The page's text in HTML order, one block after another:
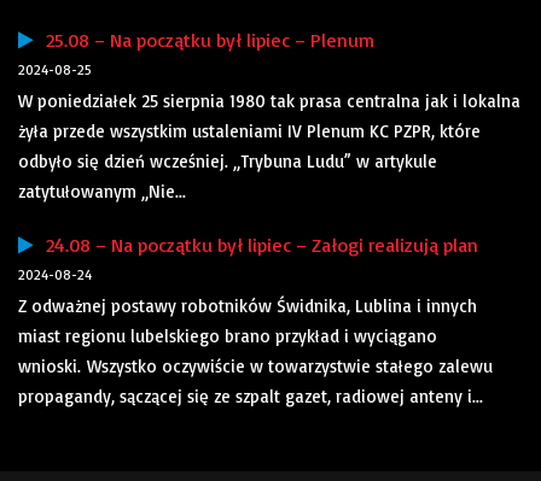
25.08 – Na początku był lipiec – Plenum
2024-08-25
W poniedziałek 25 sierpnia 1980 tak prasa centralna jak i lokalna
żyła przede wszystkim ustaleniami IV Plenum KC PZPR, które
odbyło się dzień wcześniej. „Trybuna Ludu” w artykule
zatytułowanym „Nie...
24.08 – Na początku był lipiec – Załogi realizują plan
2024-08-24
Z odważnej postawy robotników Świdnika, Lublina i innych
miast regionu lubelskiego brano przykład i wyciągano
wnioski. Wszystko oczywiście w towarzystwie stałego zalewu
propagandy, sączącej się ze szpalt gazet, radiowej anteny i...